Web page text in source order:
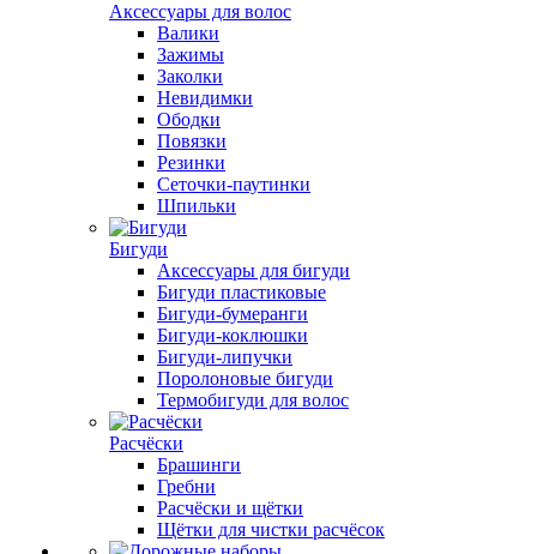
Аксессуары для волос
Валики
Зажимы
Заколки
Невидимки
Ободки
Повязки
Резинки
Сеточки-паутинки
Шпильки
Бигуди
Аксессуары для бигуди
Бигуди пластиковые
Бигуди-бумеранги
Бигуди-коклюшки
Бигуди-липучки
Поролоновые бигуди
Термобигуди для волос
Расчёски
Брашинги
Гребни
Расчёски и щётки
Щётки для чистки расчёсок